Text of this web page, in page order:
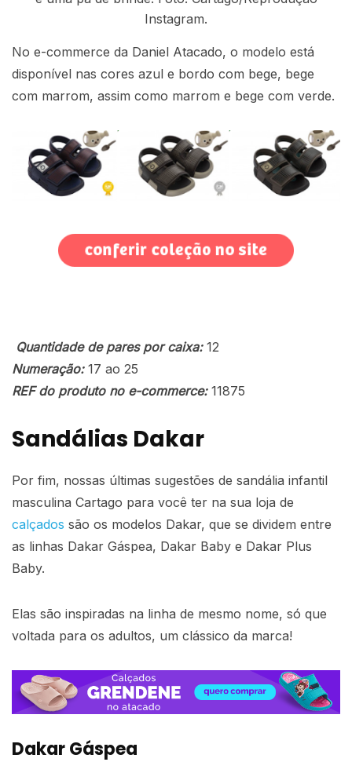
Instagram.
No e-commerce da Daniel Atacado, o modelo está
disponível nas cores azul e bordo com bege, bege
com marrom, assim como marrom e bege com verde.
Quantidade de pares por caixa: 12
Numeração: 17 ao 25
REF do produto no e-commerce: 11875
Sandálias Dakar
Por fim, nossas últimas sugestões de sandália infantil
masculina Cartago para você ter na sua loja de
calçados são os modelos Dakar, que se dividem entre
as linhas Dakar Gáspea, Dakar Baby e Dakar Plus
Baby.
Elas são inspiradas na linha de mesmo nome, só que
voltada para os adultos, um clássico da marca!
Dakar Gáspea